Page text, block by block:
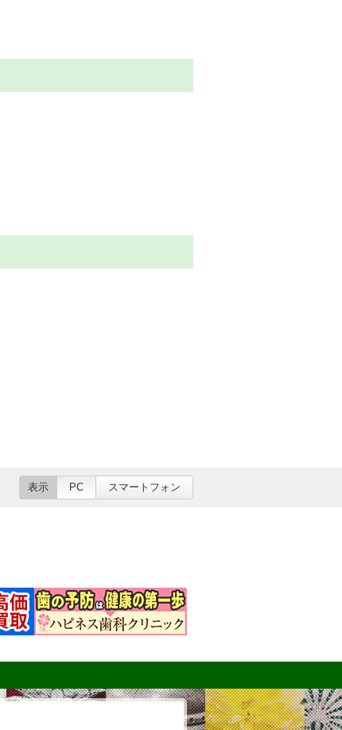
表示 PC スマートフォン